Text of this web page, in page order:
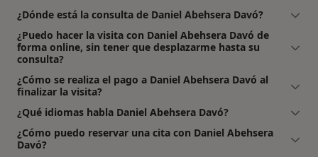
¿Dónde está la consulta de Daniel Abehsera Davó?
¿Puedo hacer la visita con Daniel Abehsera Davó de
forma online, sin tener que desplazarme hasta su
consulta?
¿Cómo se realiza el pago a Daniel Abehsera Davó al
finalizar la visita?
¿Qué idiomas habla Daniel Abehsera Davó?
¿Cómo puedo reservar una cita con Daniel Abehsera
Davó?